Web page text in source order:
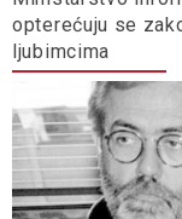
opterećuju se
ljubimcima